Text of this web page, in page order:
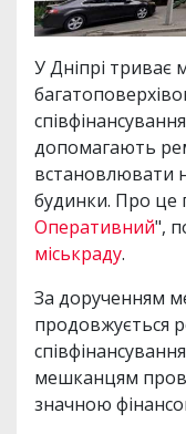
У Дніпрі триває
допомагають
встановлювати
будинки. Про це
Оперативний",
міськраду.
За дорученням
продовжується
мешканцям
значною